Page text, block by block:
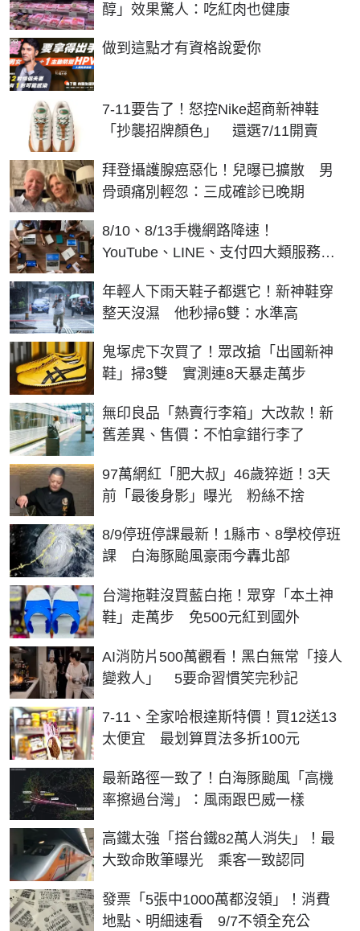
醇」效果驚人：吃紅肉也健康
做到這點才有資格說愛你
PR
7-11要告了！怒控Nike超商新神鞋
「抄襲招牌顏色」 還選7/11開賣
拜登攝護腺癌惡化！兒曝已擴散 男
骨頭痛別輕忽：三成確診已晚期
8/10、8/13手機網路降速！
YouTube、LINE、支付四大類服務受
年輕人下雨天鞋子都選它！新神鞋穿
整天沒濕 他秒掃6雙：水準高
鬼塚虎下次買了！眾改搶「出國新神
鞋」掃3雙 實測連8天暴走萬步
無印良品「熱賣行李箱」大改款！新
舊差異、售價：不怕拿錯行李了
97萬網紅「肥大叔」46歲猝逝！3天
前「最後身影」曝光 粉絲不捨
8/9停班停課最新！1縣市、8學校停班
課 白海豚颱風豪雨今轟北部
台灣拖鞋沒買藍白拖！眾穿「本土神
鞋」走萬步 免500元紅到國外
AI消防片500萬觀看！黑白無常「接人
變救人」 5要命習慣笑完秒記
7-11、全家哈根達斯特價！買12送13
太便宜 最划算買法多折100元
最新路徑一致了！白海豚颱風「高機
率擦過台灣」：風雨跟巴威一樣
高鐵太強「搭台鐵82萬人消失」！最
大致命敗筆曝光 乘客一致認同
發票「5張中1000萬都沒領」！消費
地點、明細速看 9/7不領全充公